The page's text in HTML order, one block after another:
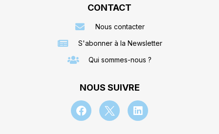
CONTACT
Nous contacter
S'abonner à la Newsletter
Qui sommes-nous ?
NOUS SUIVRE